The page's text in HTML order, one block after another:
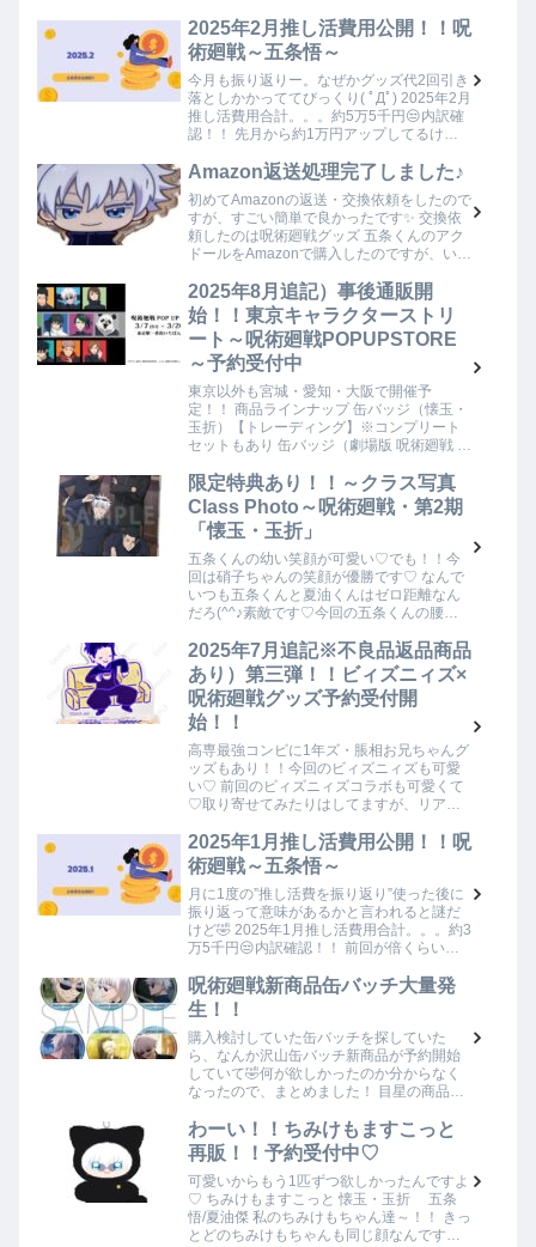
猫耳どころか猫の着ぐるみですね♪ …
2025年2月推し活費用公開！！呪
術廻戦～五条悟～
今月も振り返りー。なぜかグッズ代2回引き
落としかかっててびっくり( ﾟДﾟ) 2025年2月
推し活費用合計。。。約5万5千円😒内訳確
認！！ 先月から約1万円アップしてるけ
フェとか参戦するとやっぱり推し活…
Amazon返送処理完了しました♪
初めてAmazonの返送・交換依頼をしたので
すが、すごい簡単で良かったです✨ 交換依
頼したのは呪術廻戦グッズ 五条くんのアク
ドールをAmazonで購入したのですが、いつ
を撮って、飾ろうと思ったら、 右側…
2025年8月追記）事後通販開
始！！東京キャラクターストリ
ート～呪術廻戦POPUPSTORE
～予約受付中
東京以外も宮城・愛知・大阪で開催予
定！！ 商品ラインナップ 缶バッジ（懐玉・
玉折）【トレーディング】※コンプリート
セットもあり 缶バッジ（劇場版 呪術廻戦 0)
もあり 缶バッジ（渋谷事変）【トレーディ
ン…
限定特典あり！！～クラス写真
Class Photo～呪術廻戦・第2期
「懐玉・玉折」
五条くんの幼い笑顔が可愛い♡でも！！今
回は硝子ちゃんの笑顔が優勝です♡ なんで
いつも五条くんと夏油くんはゼロ距離なん
だろ(^^♪素敵です♡今回の五条くんの腰の
勢的に五条くんよりしっかりした体つきに
見える…
2025年7月追記※不良品返品商品
あり）第三弾！！ビィズニィズ×
呪術廻戦グッズ予約受付開
始！！
高専最強コンビに1年ズ・脹相お兄ちゃんグ
ッズもあり！！今回のビィズニィズも可愛
い♡ 前回のビィズニィズコラボも可愛くて
♡取り寄せてみたりはしてますが、リアル
😣今回は早めに予約しないと！ 前回記事は
こちら…
2025年1月推し活費用公開！！呪
術廻戦～五条悟～
月に1度の”推し活費を振り返り”使った後に
振り返って意味があるかと言われると謎だ
けど🤣 2025年1月推し活費用合計。。。約3
万5千円😒内訳確認！！ 前回が倍くらい使
いてない商品もあるから、届くのが楽…
呪術廻戦新商品缶バッチ大量発
生！！
購入検討していた缶バッチを探していた
ら、なんか沢山缶バッチ新商品が予約開始
していて🤣何が欲しかったのか分からなく
なったので、まとめました！ 目星の商品を
沢山でてきてしまって🤣”あれ？これが欲し
いんだっけ…
わーい！！ちみけもますこっと
再販！！予約受付中♡
可愛いからもう1匹ずつ欲しかったんですよ
♡ ちみけもますこっと 懐玉・玉折 五条
悟/夏油傑 私のちみけもちゃん達～！！ きっ
とどのちみけもちゃんも同じ顔なんです